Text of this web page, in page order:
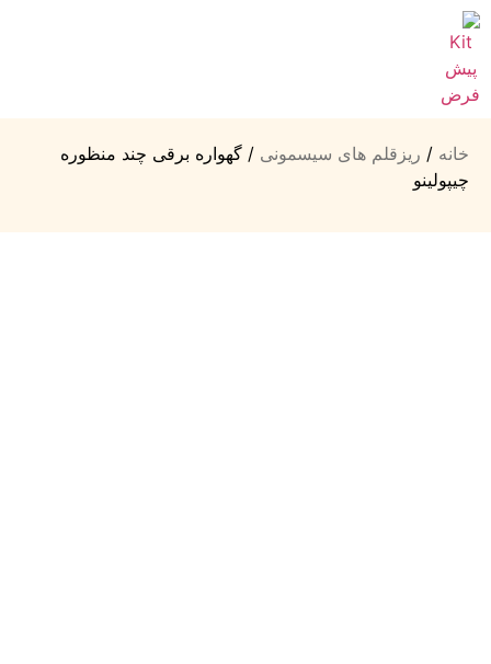
خانه / ریزقلم های سیسمونی / گهواره برقی چند منظوره
چیپولینو